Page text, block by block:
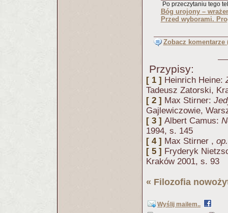
Po przeczytaniu tego
Bóg urojony –
Przed wyborami.
Zobacz komentarze
Przypisy:
[ 1 ] Heinrich Heine:
Tadeusz Zatorski,
[ 2 ] Max Stirner:
Gajlewiczowie,
[ 3 ] Albert Camus:
1994, s. 145
[ 4 ] Max Stirner ,
[ 5 ] Fryderyk
Kraków 2001, s. 93
« Filozofia
Wyślij mailem..